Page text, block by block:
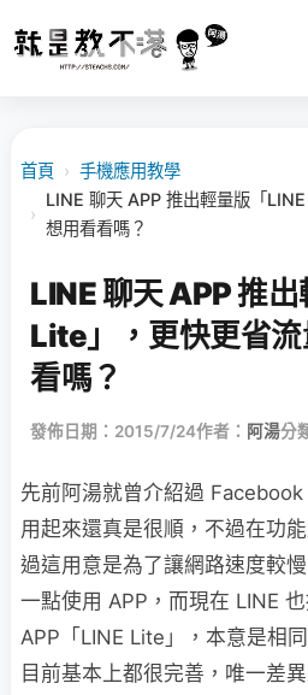
首頁 › 手機應用教學
›
LINE 聊天 APP 推出輕量版「
想用看看嗎？
LINE 聊天 APP 推
Lite」，更快更省
看嗎？
發佈日期：2015/7/24作者： 阿湯分
先前阿湯就曾介紹過
用起來還真是很順，不過在功
過這用意是為了讓網路速度較
一點使用 APP，而現在 LINE
APP「LINE Lite」，本意是相
目前基本上都很完善，唯一差